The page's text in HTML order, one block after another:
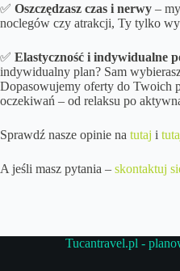
✅ Oszczędzasz czas i nerwy –
noclegów czy atrakcji, Ty tylko
✅ Elastyczność i indywidualne
indywidualny plan? Sam
Dopasowujemy oferty do Twoich
oczekiwań – od relaksu po
Sprawdź nasze opinie na tutaj i
A jeśli masz pytania – skontaktuj
Tucantravel.pl -